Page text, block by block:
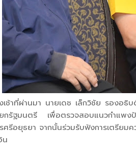
เช้าที่ผ่านมา นายเดช เล็กวิชัย รองอ
ยกรัฐมนตรี เพื่อตรวจสอบแนวกำแพ
ศรีอยุธยา จากนั้นร่วมรับฟังการเตรีย
น